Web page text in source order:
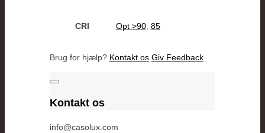
CRI Opt >90, 85
Brug for hjælp? Kontakt os Giv Feedback
Kontakt os
info@casolux.com